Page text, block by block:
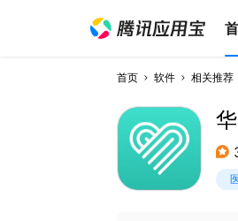
首页 软件 相关推荐